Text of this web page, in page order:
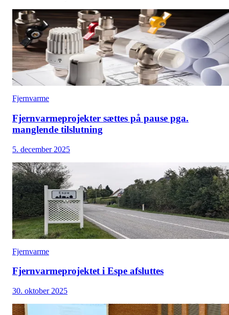
Fjernvarme
Fjernvarmeprojekter sættes på pause pga.
manglende tilslutning
5. december 2025
Fjernvarme
Fjernvarmeprojektet i Espe afsluttes
30. oktober 2025